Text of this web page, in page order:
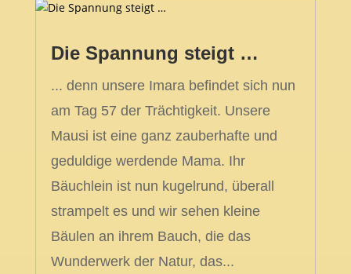
Die Spannung steigt …
... denn unsere Imara befindet sich nun
am Tag 57 der Trächtigkeit. Unsere
Mausi ist eine ganz zauberhafte und
geduldige werdende Mama. Ihr
Bäuchlein ist nun kugelrund, überall
strampelt es und wir sehen kleine
Bäulen an ihrem Bauch, die das
Wunderwerk der Natur, das...